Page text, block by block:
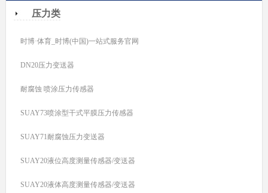
压力类
时博·体育_时博(中国)一站式服务官网
DN20压力变送器
耐腐蚀 喷涂压力传感器
SUAY73喷涂型干式平膜压力传感器
SUAY71耐腐蚀压力变送器
SUAY20液位高度测量传感器/变送器
SUAY20液体高度测量传感器/变送器